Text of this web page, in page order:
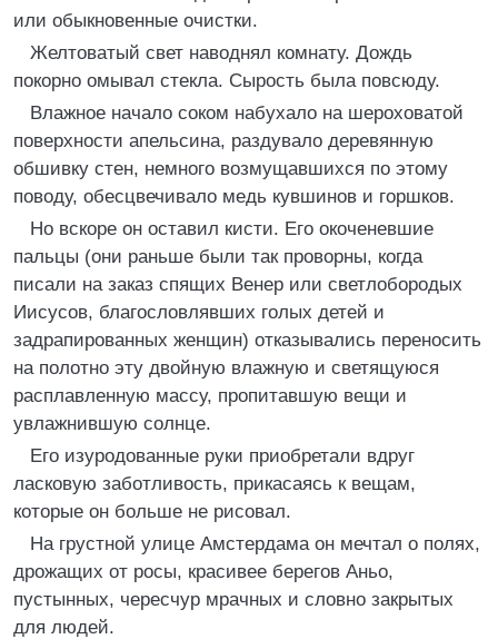
или обыкновенные очистки.
Желтоватый свет наводнял комнату. Дождь
покорно омывал стекла. Сырость была повсюду.
Влажное начало соком набухало на шероховатой
поверхности апельсина, раздувало деревянную
обшивку стен, немного возмущавшихся по этому
поводу, обесцвечивало медь кувшинов и горшков.
Но вскоре он оставил кисти. Его окоченевшие
пальцы (они раньше были так проворны, когда
писали на заказ спящих Венер или светлобородых
Иисусов, благословлявших голых детей и
задрапированных женщин) отказывались переносить
на полотно эту двойную влажную и светящуюся
расплавленную массу, пропитавшую вещи и
увлажнившую солнце.
Его изуродованные руки приобретали вдруг
ласковую заботливость, прикасаясь к вещам,
которые он больше не рисовал.
На грустной улице Амстердама он мечтал о полях,
дрожащих от росы, красивее берегов Аньо,
пустынных, чересчур мрачных и словно закрытых
для людей.